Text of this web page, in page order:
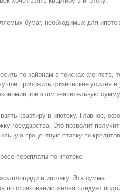
бумаг, необходимых для
по районам в поисках агентств,
приложить физические усилия и
при этом значительную
квартиру в ипотеку. Главное,
государства. Это позволит
процентную ставку по
переплаты по ипотеке.
в ипотеку. Эта сумма
по страхованию жилья следует